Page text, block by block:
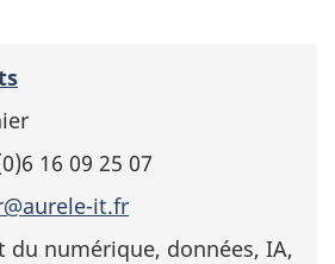
16 09 25 07
it.fr
du numérique, données, IA,